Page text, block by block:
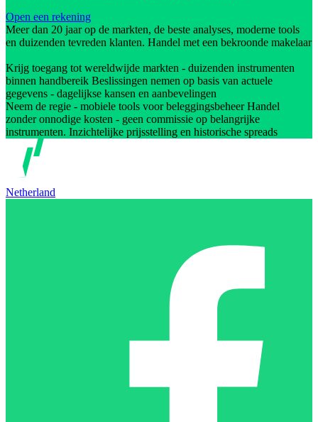
Open een rekening
Meer dan 20 jaar op de markten, de beste analyses, moderne tools
en duizenden tevreden klanten. Handel met een bekroonde makelaar
Krijg toegang tot wereldwijde markten - duizenden instrumenten
binnen handbereik Beslissingen nemen op basis van actuele
gegevens - dagelijkse kansen en aanbevelingen
Neem de regie - mobiele tools voor beleggingsbeheer Handel
zonder onnodige kosten - geen commissie op belangrijke
instrumenten. Inzichtelijke prijsstelling en historische spreads
Netherland